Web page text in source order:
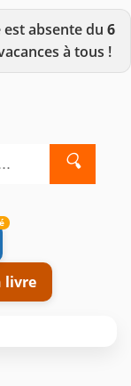
absente du 6
à tous !
🔍
livre